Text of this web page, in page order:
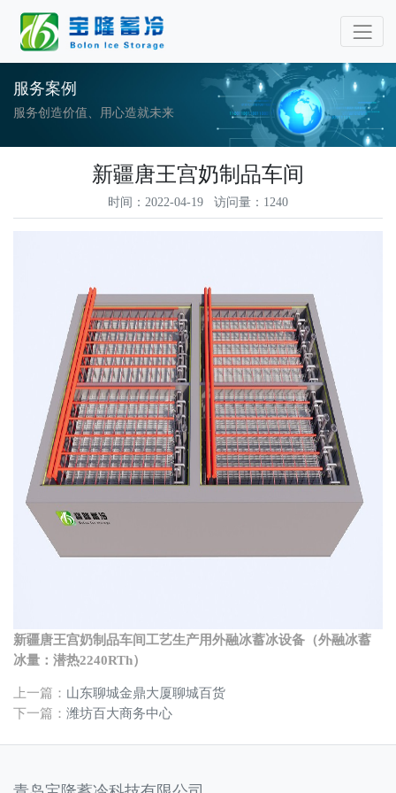
服务案例
服务创造价值、用心造就未来
新疆唐王宫奶制品车间
时间：2022-04-19 访问量：1240
新疆唐王宫奶制品车间工艺生产用外融冰蓄冰设备（外融冰蓄
冰量：潜热2240RTh）
上一篇： 山东聊城金鼎大厦聊城百货
下一篇： 潍坊百大商务中心